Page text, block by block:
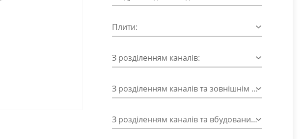
Плити:
З розділенням каналів:
З розділенням каналів та зовнішнім живленням пілотів:
З розділенням каналів та вбудованим глушником: